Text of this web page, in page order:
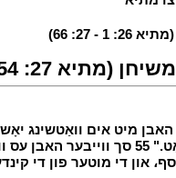
האבן מיט אים וואַטשינג
און די מוטער פון די